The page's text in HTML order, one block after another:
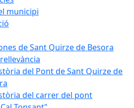
municipi
de Sant Quirze de Besora
del Pont de Sant Quirze de
del carrer del pont